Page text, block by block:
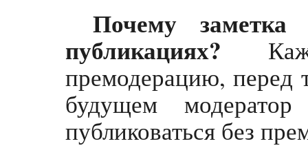
Почему
публикациях?
премодерацию, перед
будущем
публиковаться без